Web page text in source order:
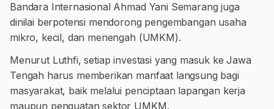
Bandara Internasional Ahmad Yani Semarang juga
dinilai berpotensi mendorong pengembangan usaha
mikro, kecil, dan menengah (UMKM).
Menurut Luthfi, setiap investasi yang masuk ke Jawa
Tengah harus memberikan manfaat langsung bagi
masyarakat, baik melalui penciptaan lapangan kerja
maupun penguatan sektor UMKM.